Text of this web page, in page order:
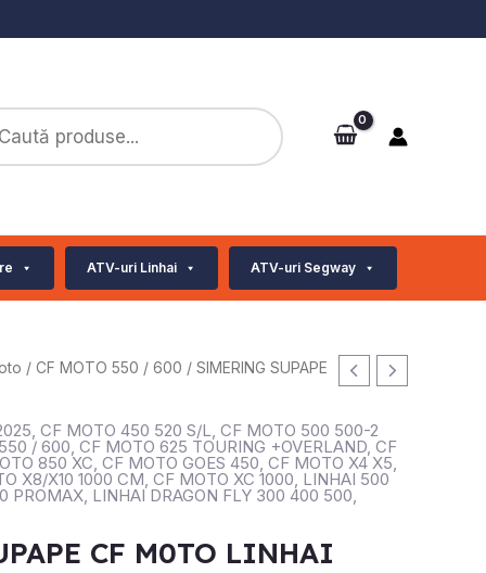
ATV-uri Linhai ATV-uri Segway
/ CF MOTO 550 / 600 / SIMERING SUPAPE
, CF MOTO 450 520 S/L, CF MOTO 500 500-2
/ 600, CF MOTO 625 TOURING +OVERLAND, CF
850 XC, CF MOTO GOES 450, CF MOTO X4 X5,
X8/X10 1000 CM, CF MOTO XC 1000, LINHAI 500
PROMAX, LINHAI DRAGON FLY 300 400 500,
CF M0TO LINHAI